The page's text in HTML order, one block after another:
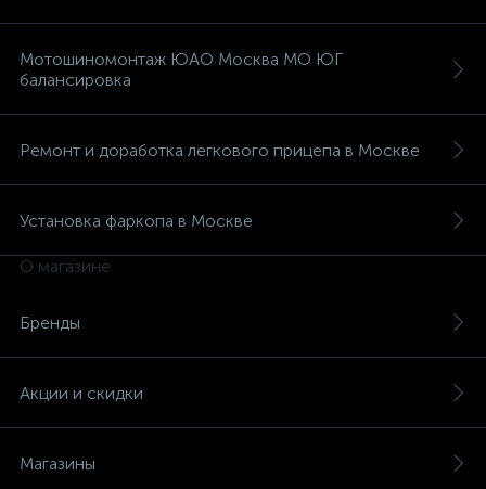
Мотошиномонтаж ЮАО Москва МО ЮГ
балансировка
Ремонт и доработка легкового прицепа в Москве
Установка фаркопа в Москве
О магазине
Бренды
Акции и скидки
Магазины